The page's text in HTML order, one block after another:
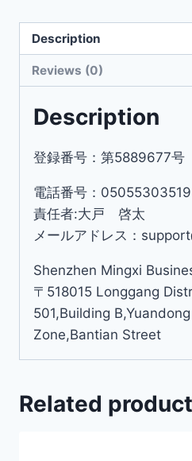
Description
Reviews (0)
Description
登録番号：第5889677号
電話番号：05055303519
責任者:大戸 啓太
メールアドレス：
Shenzhen Mingxi
〒518015 Longgang
501,Building
Zone,Bantian Street
Related